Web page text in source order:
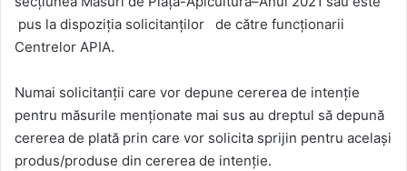
pus la dispoziția solicitanților de către funcţionarii
Centrelor APIA.
Numai solicitanţii care vor depune cererea de intenție
pentru măsurile menţionate mai sus au dreptul să depună
cererea de plată prin care vor solicita sprijin pentru acelaşi
produs/produse din cererea de intenţie.